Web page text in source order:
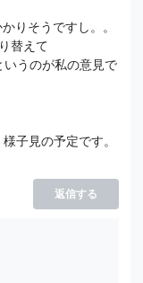
りそうですし。。
替えて
うのが私の意見で
子見の予定です。
返信する